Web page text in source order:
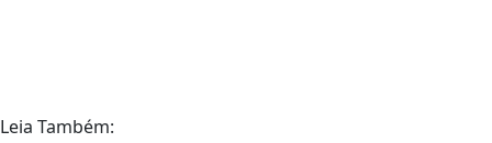
Leia Também: